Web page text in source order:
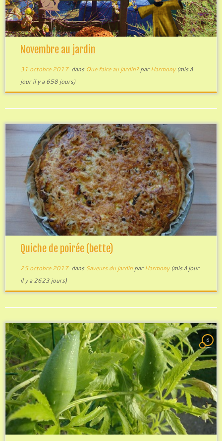
Novembre au jardin
31 octobre 2017dans Que faire au jardin?parHarmony(mis à
jour il y a 658 jours)
Quiche de poirée (bette)
25 octobre 2017dans Saveurs du jardin parHarmony(mis à jour
il y a 2623 jours)
6